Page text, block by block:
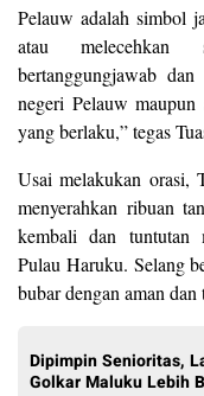
Pelauw adalah simbol
atau melecehkan
bertanggungjawab
negeri Pelauw
yang berlaku,” tegas
Usai melakukan orasi,
menyerahkan ribuan
kembali dan tuntutan
Pulau Haruku. Selang
bubar dengan aman dan
Dipimpin Senioritas,
Golkar Maluku Lebih